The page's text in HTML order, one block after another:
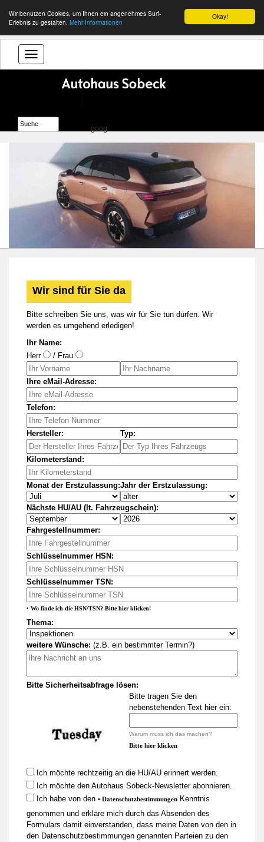
Okay!
Wir benutzen Cookies, um Ihnen ein angenehmes Surf-
Erlebnis zu gestalten. Mehr Informationen
goog
Wir sind für Sie da
Bitte schreiben Sie uns, was wir für Sie tun dürfen. Wir
werden es umgehend erledigen!
Ihr Name:
Herr
/ Frau
Ihre eMail-Adresse:
Telefon:
Hersteller: Typ:
Kilometerstand:
Monat der Erstzulassung:Jahr der Erstzulassung:
Nächste HU/AU (lt. Fahrzeugschein):
Fahrgestellnummer:
Schlüsselnummer HSN:
Schlüsselnummer TSN:
• Wo finde ich die HSN/TSN? Bitte hier klicken!
Thema:
weitere Wünsche: (z.B. ein bestimmter Termin?)
Bitte Sicherheitsabfrage lösen:
Bitte tragen Sie den
nebenstehenden Text hier ein:
Warum muss ich das machen?
Bitte hier klicken
Ich möchte rechtzeitig an die HU/AU erinnert werden.
Ich möchte den Autohaus Sobeck-Newsletter abonnieren.
Ich habe von den • Datenschutzbestimmungen Kenntnis
genommen und erkläre mich durch das Absenden des
Formulars damit einverstanden, dass meine Daten von den in
den Datenschutzbestimmungen genannten Parteien zu den